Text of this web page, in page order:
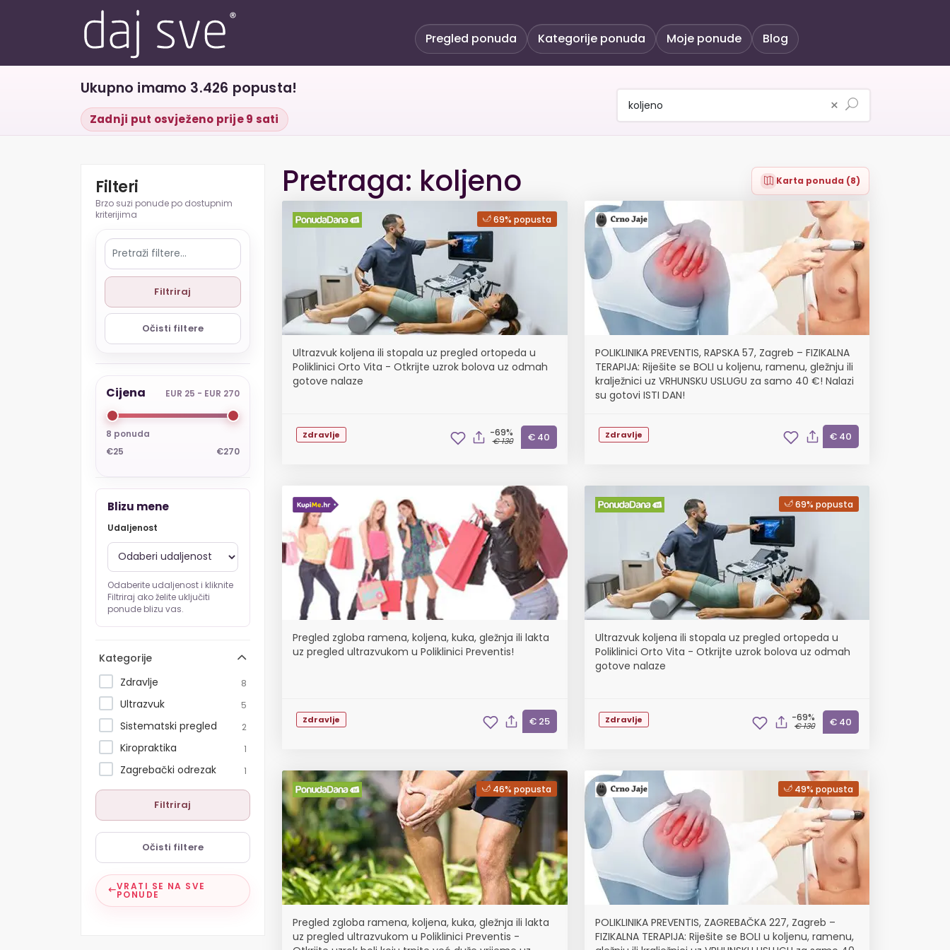
Pregled ponuda Kategorije ponuda Moje ponude Blog
Ukupno imamo 3.426 popusta!
Zadnji put osvježeno prije 9 sati
×
Filteri
Filtriraj
Očisti filtere
Cijena EUR 25 - EUR 270
8 ponuda
€25
€270
Blizu mene
Udaljenost
Odaberite udaljenost i kliknite
Filtriraj ako želite uključiti
ponude blizu vas.
Kategorije
Zdravlje
8
Ultrazvuk 5
Sistematski pregled 2
Kiropraktika 1
Zagrebački odrezak 1
Filtriraj
Očisti filtere
VRATI SE NA SVE
PONUDE
Pretraga: koljeno Karta ponuda (8)
69% popusta
Ultrazvuk koljena ili stopala uz pregled ortopeda u
Poliklinici Orto Vita - Otkrijte uzrok bolova uz odmah
gotove nalaze
Zdravlje -69%
€ 130 € 40
POLIKLINIKA PREVENTIS, RAPSKA 57, Zagreb – FIZIKALNA
TERAPIJA: Riješite se BOLI u koljenu, ramenu, gležnju ili
kralježnici uz VRHUNSKU USLUGU za samo 40 €! Nalazi
su gotovi ISTI DAN!
Zdravlje € 40
Pregled zgloba ramena, koljena, kuka, gležnja ili lakta
uz pregled ultrazvukom u Poliklinici Preventis!
Zdravlje € 25
69% popusta
Ultrazvuk koljena ili stopala uz pregled ortopeda u
Poliklinici Orto Vita - Otkrijte uzrok bolova uz odmah
gotove nalaze
Zdravlje -69%
€ 130 € 40
46% popusta
Pregled zgloba ramena, koljena, kuka, gležnja ili lakta
uz pregled ultrazvukom u Poliklinici Preventis -
49% popusta
POLIKLINIKA PREVENTIS, ZAGREBAČKA 227, Zagreb –
FIZIKALNA TERAPIJA: Riješite se BOLI u koljenu, ramenu,